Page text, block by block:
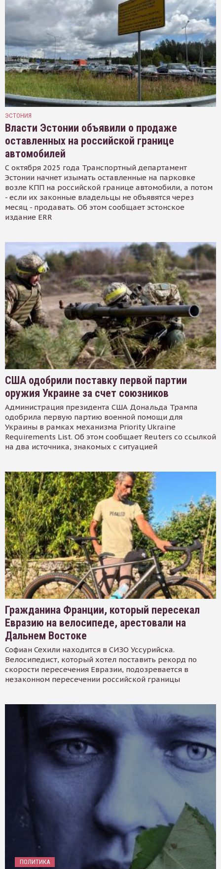
ЭСТОНИЯ
Власти Эстонии объявили о продаже
оставленных на российской границе
автомобилей
С октября 2025 года Транспортный департамент
Эстонии начнет изымать оставленные на парковке
возле КПП на российской границе автомобили, а потом
- если их законные владельцы не объявятся через
месяц - продавать. Об этом сообщает эстонское
издание ERR
США одобрили поставку первой партии
оружия Украине за счет союзников
Администрация президента США Дональда Трампа
одобрила первую партию военной помощи для
Украины в рамках механизма Priority Ukraine
Requirements List. Об этом сообщает Reuters со ссылкой
на два источника, знакомых с ситуацией
Гражданина Франции, который пересекал
Евразию на велосипеде, арестовали на
Дальнем Востоке
Софиан Сехили находится в СИЗО Уссурийска.
Велосипедист, который хотел поставить рекорд по
скорости пересечения Евразии, подозревается в
незаконном пересечении российской границы
ПОЛИТИКА